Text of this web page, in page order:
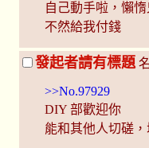
自己動手啦，懶
不然給我付錢
發起者請有標題
>>No.97929
DIY 部歡迎你
能和其他人切磋